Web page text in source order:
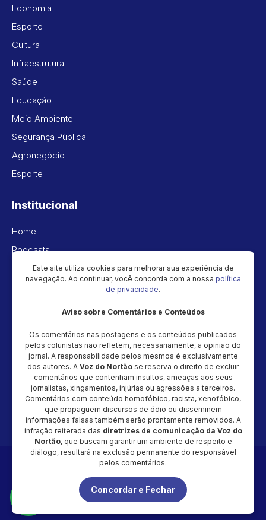
Economia
Esporte
Cultura
Infraestrutura
Saúde
Educação
Meio Ambiente
Segurança Pública
Agronegócio
Esporte
Institucional
Home
Podcasts
Vídeos
Política de privacidade
Newsletter
Cadastre seu e-mail e receba as novidades!
Cadastrar
Copyright © 2026 - Magic Video Produção – CNPJ: 48.034.154/0001-
É proibida a reprodução total ou parcial do conteúdo desta página,
em qualquer meio (impresso ou eletrônico), sem autorização
Este site utiliza cookies para melhorar sua experiência de
navegação. Ao continuar, você concorda com a nossa política
de privacidade.
Aviso sobre Comentários e Conteúdos
Os comentários nas postagens e os conteúdos publicados
pelos colunistas não refletem, necessariamente, a opinião do
jornal. A responsabilidade pelos mesmos é exclusivamente
dos autores. A Voz do Nortão se reserva o direito de excluir
comentários que contenham insultos, ameaças aos seus
jornalistas, xingamentos, injúrias ou agressões a terceiros.
Comentários com conteúdo homofóbico, racista, xenofóbico,
que propaguem discursos de ódio ou disseminem
informações falsas também serão prontamente removidos. A
infração reiterada das diretrizes de comunicação da Voz do
Nortão, que buscam garantir um ambiente de respeito e
diálogo, resultará na exclusão permanente do responsável
pelos comentários.
Concordar e Fechar